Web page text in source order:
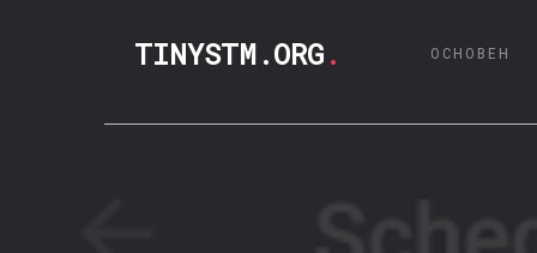
TINYSTM.ORG. ОСНОВЕН